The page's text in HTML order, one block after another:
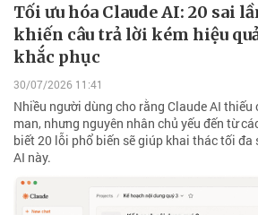
Tối ưu hóa Claude AI: 20 sai
khiến câu trả lời kém hiệu
khắc phục
30/07/2026 11:41
Nhiều người dùng cho rằng Claude AI
man, nhưng nguyên nhân chủ yếu đến từ
biết 20 lỗi phổ biến sẽ giúp khai thác tối đa
AI này.